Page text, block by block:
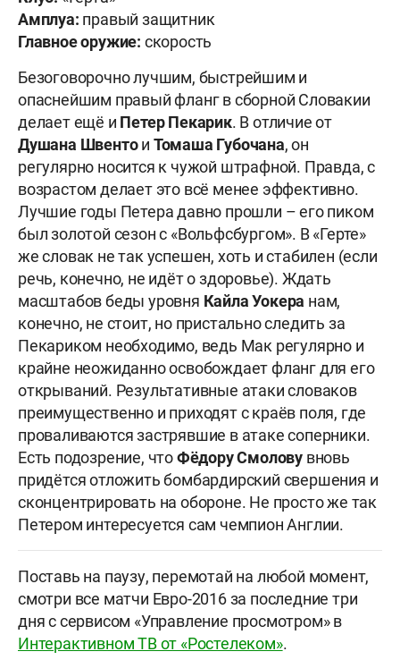
Амплуа: правый защитник
Главное оружие: скорость
Безоговорочно лучшим, быстрейшим и
опаснейшим правый фланг в сборной Словакии
делает ещё и Петер Пекарик. В отличие от
Душана Швентои Томаша Губочана, он
регулярно носится к чужой штрафной. Правда, с
возрастом делает это всё менее эффективно.
Лучшие годы Петера давно прошли – его пиком
был золотой сезон с «Вольфсбургом». В «Герте»
же словак не так успешен, хоть и стабилен (если
речь, конечно, не идёт о здоровье). Ждать
масштабов беды уровня Кайла Уокера нам,
конечно, не стоит, но пристально следить за
Пекариком необходимо, ведь Мак регулярно и
крайне неожиданно освобождает фланг для его
открываний. Результативные атаки словаков
преимущественно и приходят с краёв поля, где
проваливаются застрявшие в атаке соперники.
Есть подозрение, чтоФёдоруСмолову вновь
придётся отложить бомбардирский свершения и
сконцентрировать на обороне. Не просто же так
Петером интересуется сам чемпион Англии.
Поставь на паузу, перемотай на любой момент,
смотри все матчи Евро-2016 за последние три
дня с сервисом «Управление просмотром» в
Интерактивном ТВ от «Ростелеком».